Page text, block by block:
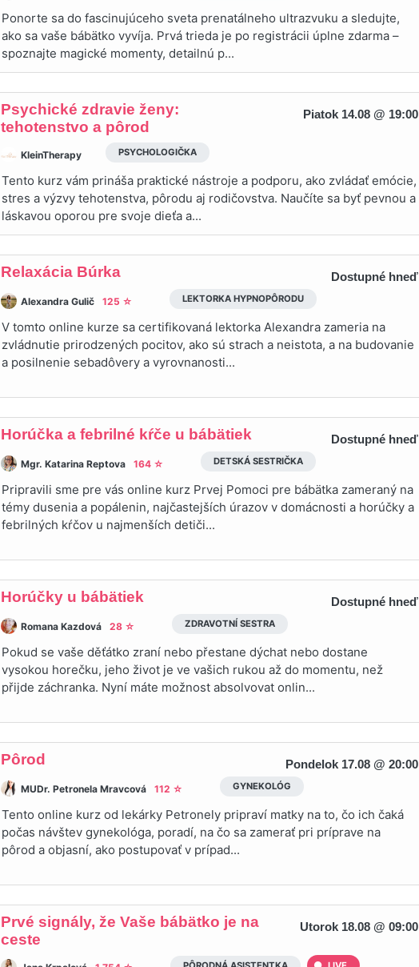
Ponorte sa do fascinujúceho sveta prenatálneho ultrazvuku a sledujte,
ako sa vaše bábätko vyvíja. Prvá trieda je po registrácii úplne zdarma –
spoznajte magické momenty, detailnú p...
Psychické zdravie ženy:
tehotenstvo a pôrod
Piatok 14.08 @ 19:00
KleinTherapy PSYCHOLOGIČKA
Tento kurz vám prináša praktické nástroje a podporu, ako zvládať emócie,
stres a výzvy tehotenstva, pôrodu aj rodičovstva. Naučíte sa byť pevnou a
láskavou oporou pre svoje dieťa a...
Relaxácia Búrka Dostupné hneď
Alexandra Gulič 125 ☆ LEKTORKA HYPNOPÔRODU
V tomto online kurze sa certifikovaná lektorka Alexandra zameria na
zvládnutie prirodzených pocitov, ako sú strach a neistota, a na budovanie
a posilnenie sebadôvery a vyrovnanosti...
Horúčka a febrilné kŕče u bábätiek Dostupné hneď
Mgr. Katarina Reptova 164 ☆ DETSKÁ SESTRIČKA
Pripravili sme pre vás online kurz Prvej Pomoci pre bábätka zameraný na
témy dusenia a popálenin, najčastejších úrazov v domácnosti a horúčky a
febrilných kŕčov u najmenších detiči...
Horúčky u bábätiek Dostupné hneď
Romana Kazdová 28 ☆ ZDRAVOTNÍ SESTRA
Pokud se vaše děťátko zraní nebo přestane dýchat nebo dostane
vysokou horečku, jeho život je ve vašich rukou až do momentu, než
přijde záchranka. Nyní máte možnost absolvovat onlin...
Pôrod Pondelok 17.08 @ 20:00
MUDr. Petronela Mravcová 112 ☆ GYNEKOLÓG
Tento online kurz od lekárky Petronely pripraví matky na to, čo ich čaká
počas návštev gynekológa, poradí, na čo sa zamerať pri príprave na
pôrod a objasní, ako postupovať v prípad...
Prvé signály, že Vaše bábätko je na
ceste
Utorok 18.08 @ 09:00